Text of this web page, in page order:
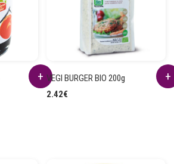
VEGI BURGER BIO 200g
2.42€